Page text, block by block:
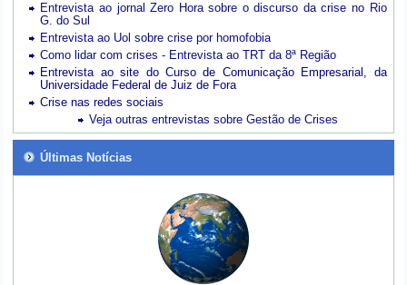
Entrevista ao jornal Zero Hora sobre o discurso da crise no Rio
G. do Sul
Entrevista ao Uol sobre crise por homofobia
Como lidar com crises - Entrevista ao TRT da 8ª Região
Entrevista ao site do Curso de Comunicação Empresarial, da
Universidade Federal de Juiz de Fora
Crise nas redes sociais
Veja outras entrevistas sobre Gestão de Crises
Últimas Notícias